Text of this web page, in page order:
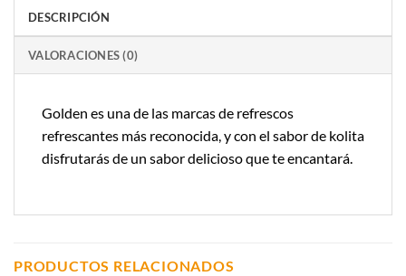
DESCRIPCIÓN
VALORACIONES (0)
Golden es una de las marcas de refrescos
refrescantes más reconocida, y con el sabor de kolita
disfrutarás de un sabor delicioso que te encantará.
PRODUCTOS RELACIONADOS